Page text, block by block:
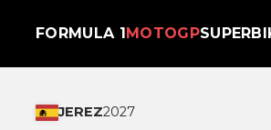
FORMULA 1 MOTOGP
JEREZ2027